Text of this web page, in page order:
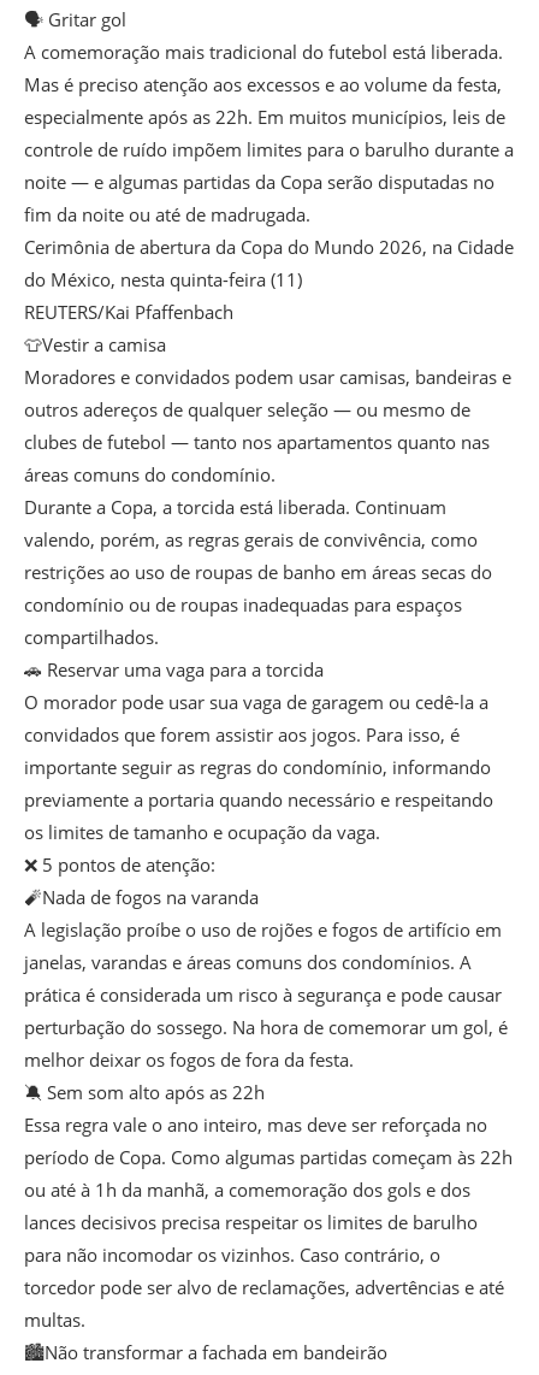
🗣️ Gritar gol
A comemoração mais tradicional do futebol está liberada.
Mas é preciso atenção aos excessos e ao volume da festa,
especialmente após as 22h. Em muitos municípios, leis de
controle de ruído impõem limites para o barulho durante a
noite — e algumas partidas da Copa serão disputadas no
fim da noite ou até de madrugada.
Cerimônia de abertura da Copa do Mundo 2026, na Cidade
do México, nesta quinta-feira (11)
REUTERS/Kai Pfaffenbach
👕Vestir a camisa
Moradores e convidados podem usar camisas, bandeiras e
outros adereços de qualquer seleção — ou mesmo de
clubes de futebol — tanto nos apartamentos quanto nas
áreas comuns do condomínio.
Durante a Copa, a torcida está liberada. Continuam
valendo, porém, as regras gerais de convivência, como
restrições ao uso de roupas de banho em áreas secas do
condomínio ou de roupas inadequadas para espaços
compartilhados.
🚗 Reservar uma vaga para a torcida
O morador pode usar sua vaga de garagem ou cedê-la a
convidados que forem assistir aos jogos. Para isso, é
importante seguir as regras do condomínio, informando
previamente a portaria quando necessário e respeitando
os limites de tamanho e ocupação da vaga.
❌ 5 pontos de atenção:
🧨Nada de fogos na varanda
A legislação proíbe o uso de rojões e fogos de artifício em
janelas, varandas e áreas comuns dos condomínios. A
prática é considerada um risco à segurança e pode causar
perturbação do sossego. Na hora de comemorar um gol, é
melhor deixar os fogos de fora da festa.
🔕 Sem som alto após as 22h
Essa regra vale o ano inteiro, mas deve ser reforçada no
período de Copa. Como algumas partidas começam às 22h
ou até à 1h da manhã, a comemoração dos gols e dos
lances decisivos precisa respeitar os limites de barulho
para não incomodar os vizinhos. Caso contrário, o
torcedor pode ser alvo de reclamações, advertências e até
multas.
🏙️Não transformar a fachada em bandeirão